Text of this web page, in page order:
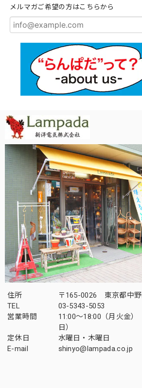
メルマガご希望の方はこちらから
住所
〒165-0026 東京都中
TEL
03-5343-5053
営業時間
11:00～18:00（月火金
日）
定休日
水曜日・木曜日
E-mail
shinyo@lampada.co.jp